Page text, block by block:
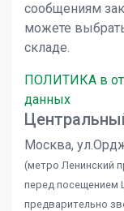
сообщениям
можете
складе.
ПОЛИТИКА в
данных
Москва,
(метро Ленинский
перед посещением
предварительно